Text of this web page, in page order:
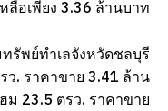
หลือเพียง 3.36 ล้านบาท
รัพย์ทำเลจังหวัดชลบุรี
ว. ราคาขาย 3.41 ล้าน
ม 23.5 ตรว. ราคาขาย